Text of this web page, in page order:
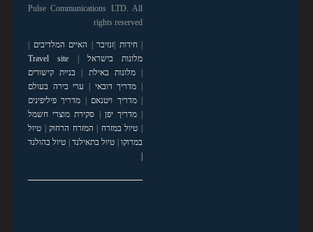
Pulse Communications LTD. All
rights reserved
|חידות |זנזיבר | האיים המלדיבים |
מלונות בישראל |
Travel site
|מלונות באילת | בניית קישורים
| מדריך דובאי | ערי בירה בעולם
|מדריך ויטנאם | מדריך פיליפינים
|מדריך יפן | סקירת מוצרי חשמל
| טיול במזרח | המזרח הרחוק| טיול
במרוקו| טיול בתאילנד| טיול בהולנד
|